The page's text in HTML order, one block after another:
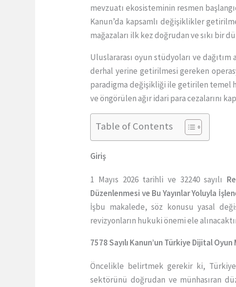
mevzuatı ekosisteminin resmen
Kanun’da kapsamlı değişiklikler
mağazaları ilk kez doğrudan ve sıkı bir
Uluslararası oyun stüdyoları ve
derhal yerine getirilmesi gereken
paradigma değişikliği ile getirilen temel
ve öngörülen ağır idari para cezalarını
Table of Contents
Giriş
1 Mayıs 2026 tarihli ve 32240 sayılı
Düzenlenmesi ve Bu Yayınlar Yoluyla
İşbu makalede, söz konusu yasal
revizyonların hukuki önemi ele
7578 Sayılı Kanun’un Türkiye Dijital
Öncelikle belirtmek gerekir ki,
sektörünü doğrudan ve münhasıran